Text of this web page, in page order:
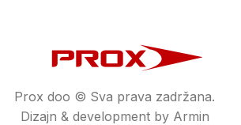
Prox doo © Sva prava zadržana.
Dizajn & development by Armin